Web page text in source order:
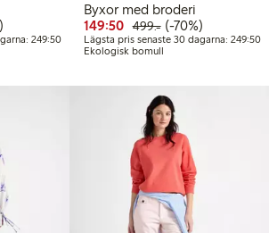
149,50 kr
pris: 499,00 kr
249:50Lägsta pris senaste 30 dagarna: 249,50 kr
Byxor med broderi
149:50 Rabatterat pris: 149,50
499:-Ordinarie pris:
70% rabatt
(-70%)
Lägsta pris senaste 30 dagarna: 249:50
Ekologisk bomull